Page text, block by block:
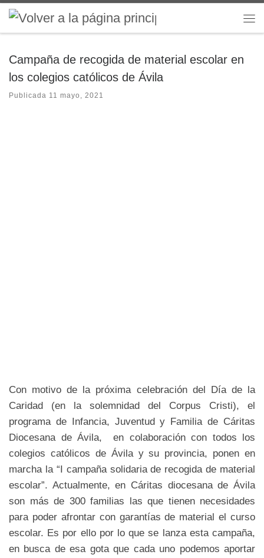
Saltar al contenido
Campaña de recogida de material escolar en
los colegios católicos de Ávila
Publicada 11 mayo, 2021
Con motivo de la próxima celebración del Día de la
Caridad (en la solemnidad del Corpus Cristi), el
programa de Infancia, Juventud y Familia de Cáritas
Diocesana de Ávila, en colaboración con todos los
colegios católicos de Ávila y su provincia, ponen en
marcha la “I campaña solidaria de recogida de material
escolar”. Actualmente, en Cáritas diocesana de Ávila
son más de 300 familias las que tienen necesidades
para poder afrontar con garantías de material el curso
escolar. Es por ello por lo que se lanza esta campaña,
en busca de esa gota que cada uno podemos aportar